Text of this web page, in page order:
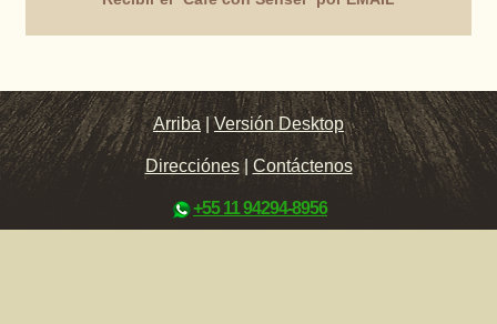
Arriba |Versión Desktop
Direcciónes| Contáctenos
+55 11 94294-8956